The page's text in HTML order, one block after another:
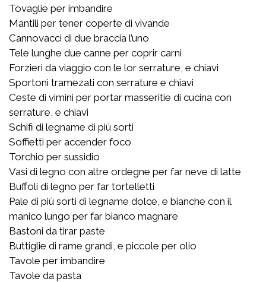
Tovaglie per imbandire
Mantili per tener coperte di vivande
Cannovacci di due braccia l’uno
Tele lunghe due canne per coprir carni
Forzieri da viaggio con le lor serrature, e chiavi
Sportoni tramezati con serrature e chiavi
Ceste di vimini per portar masseritie di cucina con
serrature, e chiavi
Schifi di legname di più sorti
Soffietti per accender foco
Torchio per sussidio
Vasi di legno con altre ordegne per far neve di latte
Buffoli di legno per far tortelletti
Pale di più sorti di legname dolce, e bianche con il
manico lungo per far bianco magnare
Bastoni da tirar paste
Buttiglie di rame grandi, e piccole per olio
Tavole per imbandire
Tavole da pasta